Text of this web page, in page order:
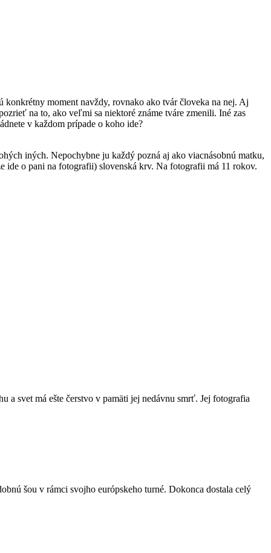
konkrétny moment navždy, rovnako ako tvár človeka na nej. Aj
na to, ako veľmi sa niektoré známe tváre zmenili. Iné zas
v každom prípade o koho ide?
iných. Nepochybne ju každý pozná aj ako viacnásobnú matku,
ide o pani na fotografii) slovenská krv. Na fotografii má 11 rokov.
a svet má ešte čerstvo v pamäti jej nedávnu smrť. Jej fotografia
šou v rámci svojho európskeho turné. Dokonca dostala celý